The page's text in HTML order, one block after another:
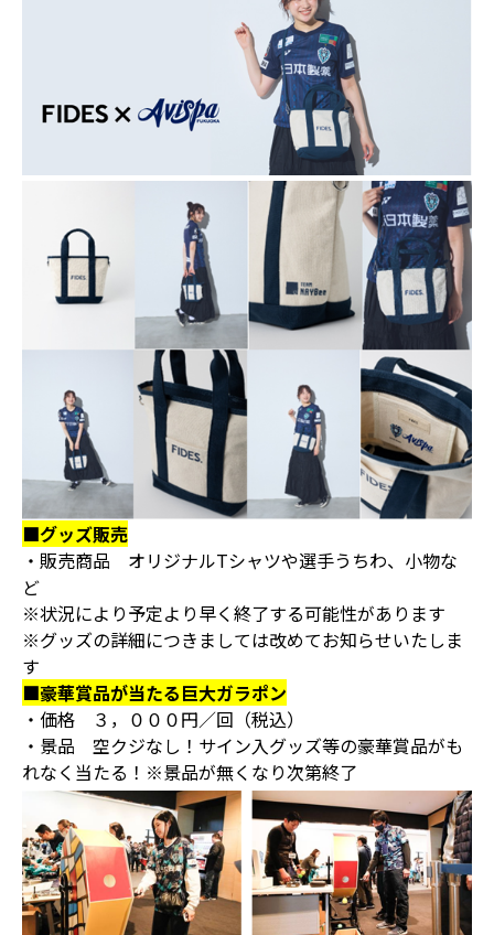
■グッズ販売
・販売商品 オリジナルTシャツや選手うちわ、小物な
ど
※状況により予定より早く終了する可能性があります
※グッズの詳細につきましては改めてお知らせいたしま
す
■豪華賞品が当たる巨大ガラポン
・価格 ３，０００円／回（税込）
・景品 空クジなし！サイン入グッズ等の豪華賞品がも
れなく当たる！※景品が無くなり次第終了